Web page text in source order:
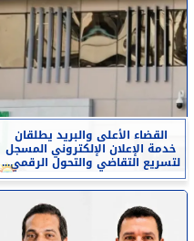
القضاء الأعلى والبريد يطلقان
خدمة الإعلان الإلكتروني المسجل
لتسريع التقاضي والتحول الرقمي...